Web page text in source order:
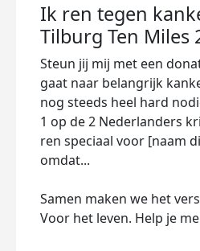
Ik ren tegen
Tilburg Ten Miles
Steun jij mij met een
gaat naar belangrijk
nog steeds heel hard
1 op de 2 Nederlanders
ren speciaal voor [naam
omdat...
Samen maken we het
Voor het leven. Help je